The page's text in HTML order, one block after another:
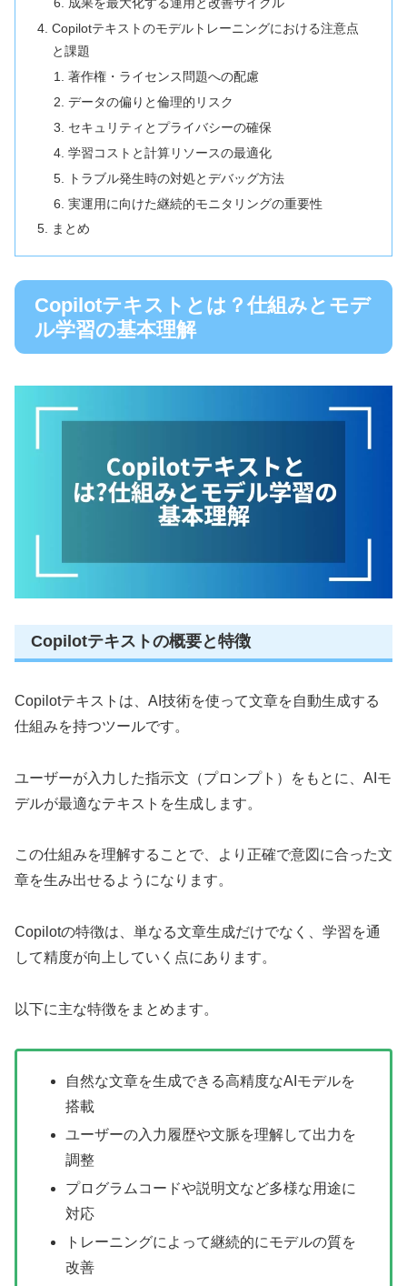
成果を最大化する運用と改善サイクル
Copilotテキストのモデルトレーニングにおける注意点
と課題
著作権・ライセンス問題への配慮
データの偏りと倫理的リスク
セキュリティとプライバシーの確保
学習コストと計算リソースの最適化
トラブル発生時の対処とデバッグ方法
実運用に向けた継続的モニタリングの重要性
まとめ
Copilotテキストとは？仕組みとモデ
ル学習の基本理解
Copilotテキストの概要と特徴
Copilotテキストは、AI技術を使って文章を自動生成する
仕組みを持つツールです。
ユーザーが入力した指示文（プロンプト）をもとに、AIモ
デルが最適なテキストを生成します。
この仕組みを理解することで、より正確で意図に合った文
章を生み出せるようになります。
Copilotの特徴は、単なる文章生成だけでなく、学習を通
して精度が向上していく点にあります。
以下に主な特徴をまとめます。
自然な文章を生成できる高精度なAIモデルを
搭載
ユーザーの入力履歴や文脈を理解して出力を
調整
プログラムコードや説明文など多様な用途に
対応
トレーニングによって継続的にモデルの質を
改善